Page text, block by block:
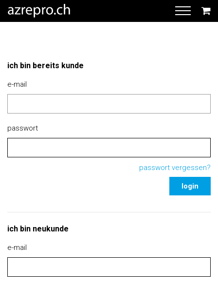
ich bin bereits kunde
e-mail
passwort
passwort vergessen?
login
ich bin neukunde
e-mail